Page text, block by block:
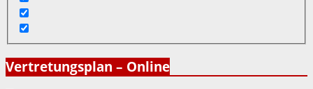
Vertretungsplan – Online